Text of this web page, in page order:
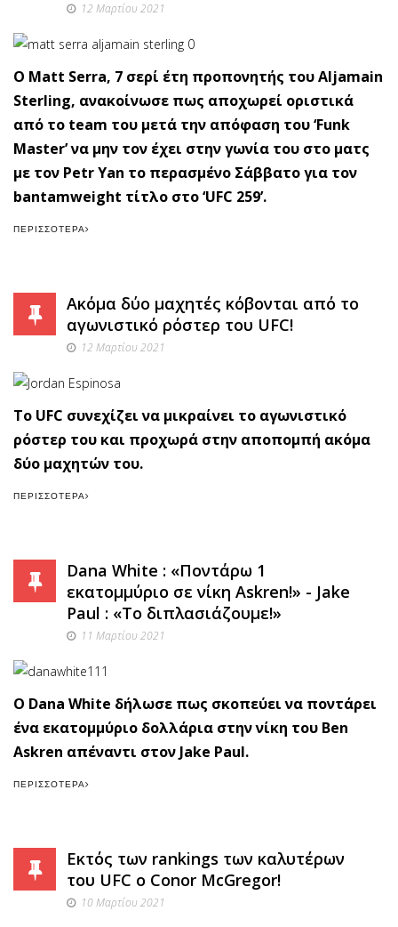
12 Μαρτίου 2021
O Matt Serra, 7 σερί έτη προπονητής του Aljamain
Sterling, ανακοίνωσε πως αποχωρεί οριστικά
από το team του μετά την απόφαση του ‘Funk
Master’ να μην τον έχει στην γωνία του στο ματς
με τον Petr Yan το περασμένο Σάββατο για τον
bantamweight τίτλο στο ‘UFC 259’.
ΠΕΡΙΣΣΌΤΕΡΑ
Ακόμα δύο μαχητές κόβονται από το
αγωνιστικό ρόστερ του UFC!
12 Μαρτίου 2021
To UFC συνεχίζει να μικραίνει το αγωνιστικό
ρόστερ του και προχωρά στην αποπομπή ακόμα
δύο μαχητών του.
ΠΕΡΙΣΣΌΤΕΡΑ
Dana White : «Ποντάρω 1
εκατομμύριο σε νίκη Askren!» - Jake
Paul : «Το διπλασιάζουμε!»
11 Μαρτίου 2021
O Dana White δήλωσε πως σκοπεύει να ποντάρει
ένα εκατομμύριο δολλάρια στην νίκη του Ben
Askren απέναντι στον Jake Paul.
ΠΕΡΙΣΣΌΤΕΡΑ
Εκτός των rankings των καλυτέρων
του UFC o Conor McGregor!
10 Μαρτίου 2021